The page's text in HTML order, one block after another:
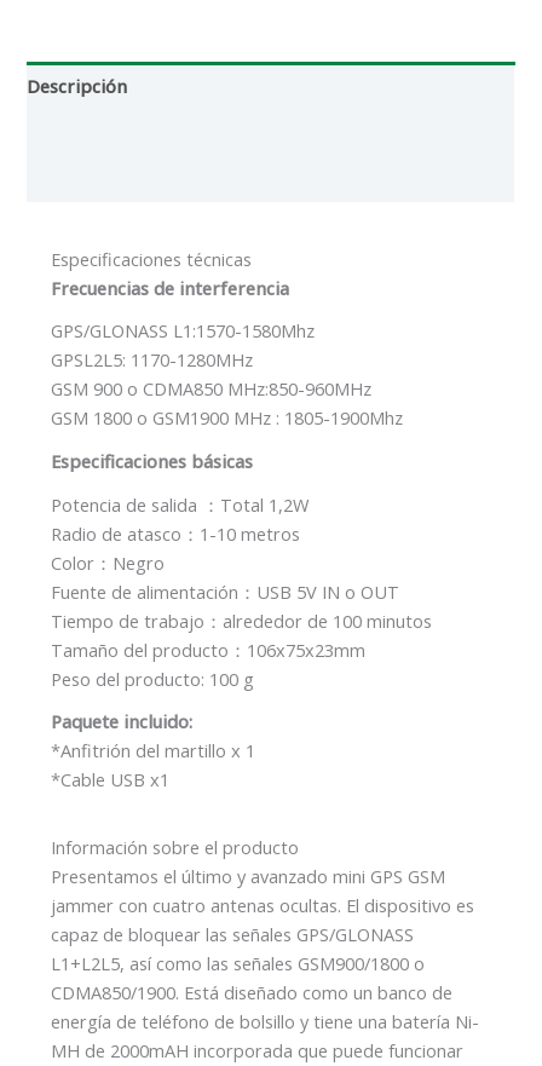
Descripción
Especificaciones técnicas
Frecuencias de interferencia
GPS/GLONASS L1:1570-1580Mhz
GPSL2L5: 1170-1280MHz
GSM 900 o CDMA850 MHz:850-960MHz
GSM 1800 o GSM1900 MHz : 1805-1900Mhz
Especificaciones básicas
Potencia de salida ：Total 1,2W
Radio de atasco：1-10 metros
Color：Negro
Fuente de alimentación：USB 5V IN o OUT
Tiempo de trabajo：alrededor de 100 minutos
Tamaño del producto：106x75x23mm
Peso del producto: 100 g
Paquete incluido:
*Anfitrión del martillo x 1
*Cable USB x1
Información sobre el producto
Presentamos el último y avanzado mini GPS GSM
jammer con cuatro antenas ocultas. El dispositivo es
capaz de bloquear las señales GPS/GLONASS
L1+L2L5, así como las señales GSM900/1800 o
CDMA850/1900. Está diseñado como un banco de
energía de teléfono de bolsillo y tiene una batería Ni-
MH de 2000mAH incorporada que puede funcionar